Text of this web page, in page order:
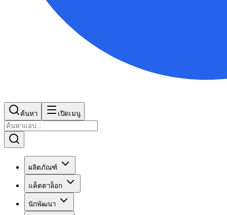
ค้นหา เปิดเมนู
ผลิตภัณฑ์
แค็ตตาล็อก
นักพัฒนา